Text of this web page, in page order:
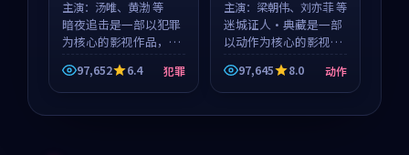
主演： 汤唯、黄渤 等
暗夜追击是一部以犯罪
为核心的影视作品，围
绕危机、反转与人物成
长展开，整体节奏紧
凑，值得推荐观看。
97,652 6.4 犯罪
主演： 梁朝伟、刘亦菲 等
迷城证人·典藏是一部
以动作为核心的影视作
品，围绕危机、反转与
人物成长展开，整体节
奏紧凑，值得推荐观
97,645 8.0 动作